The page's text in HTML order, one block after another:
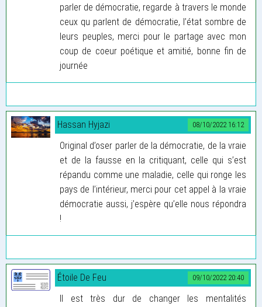
parler de démocratie, regarde à travers le monde
ceux qu parlent de démocratie, l’état sombre de
leurs peuples, merci pour le partage avec mon
coup de coeur poétique et amitié, bonne fin de
journée
08/10/2022 16:12
Hassan Hyjazi
Original d’oser parler de la démocratie, de la vraie
et de la fausse en la critiquant, celle qui s’est
répandu comme une maladie, celle qui ronge les
pays de l’intérieur, merci pour cet appel à la vraie
démocratie aussi, j’espère qu’elle nous répondra
!
09/10/2022 20:40
Étoile De Feu
Il est très dur de changer les mentalités